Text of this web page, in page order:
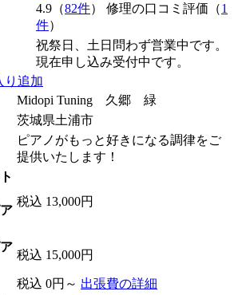
4.9（82件） 修理の口コミ評価（1
件）
祝祭日、土日問わず営業中です。
現在申し込み受付中です。
り追加
Midopi Tuning 久郷 緑
茨城県土浦市
ピアノがもっと好きになる調律をご
提供いたします！
税込 13,000円
税込 15,000円
税込 0円～ 出張費の詳細